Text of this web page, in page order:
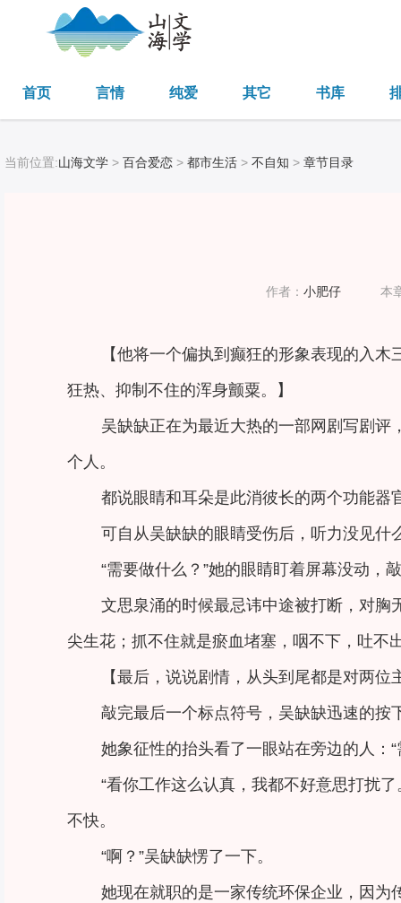
首页 言情 纯爱 其它 书库
当前位置:山海文学 > 百合爱恋 > 都市生活 > 不自知 > 章节目录
作者： 小肥仔 本
【他将一个偏执到癫狂的形象表现的入
狂热、抑制不住的浑身颤粟。】
吴缺缺正在为最近大热的一部网剧写剧
个人。
都说眼睛和耳朵是此消彼长的两个功能器
可自从吴缺缺的眼睛受伤后，听力没见什
“需要做什么？”她的眼睛盯着屏幕没动，
文思泉涌的时候最忌讳中途被打断，对
尖生花；抓不住就是瘀血堵塞，咽不下，吐不
【最后，说说剧情，从头到尾都是对两
敲完最后一个标点符号，吴缺缺迅速的按
她象征性的抬头看了一眼站在旁边的人：“
“看你工作这么认真，我都不好意思打扰
不快。
“啊？”吴缺缺愣了一下。
她现在就职的是一家传统环保企业，因